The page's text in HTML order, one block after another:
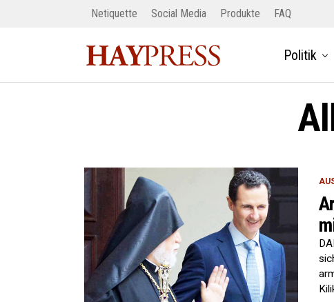
Netiquette Social Media Produkte FAQ
Politik